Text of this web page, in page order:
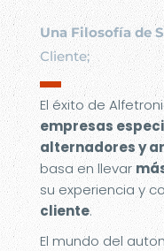
Una Filosofía de
Cliente;
▬
El éxito de
empresas
alternadores y
basa en llevar
su experiencia y
cliente.
El mundo del